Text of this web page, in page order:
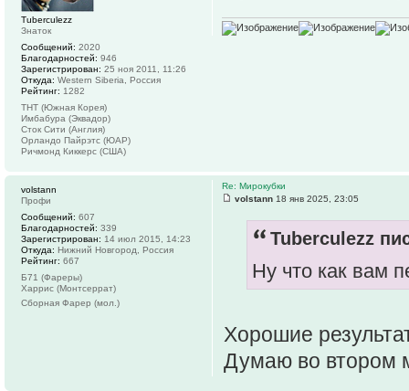
Tuberculezz
Знаток
Сообщений: 2020
Благодарностей: 946
Зарегистрирован: 25 ноя 2011, 11:26
Откуда: Western Siberia, Россия
Рейтинг: 1282
ТНТ (Южная Корея)
Имбабура (Эквадор)
Сток Сити (Англия)
Орландо Пайрэтс (ЮАР)
Ричмонд Киккерс (США)
Re: Мирокубки
volstann 18 янв 2025, 23:05
Tuberculezz
Ну что как вам
Хорошие
Думаю во втором
volstann
Профи
Сообщений: 607
Благодарностей: 339
Зарегистрирован: 14 июл 2015, 14:23
Откуда: Нижний Новгород, Россия
Рейтинг: 667
Б71 (Фареры)
Харрис (Монтсеррат)
Сборная Фарер (мол.)